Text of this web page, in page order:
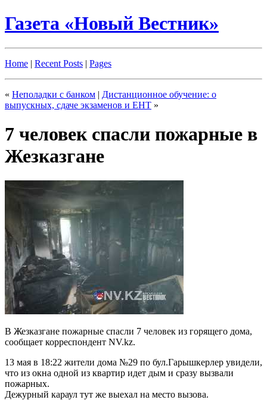
Газета «Новый Вестник»
Home | Recent Posts | Pages
« Неполадки с банком | Дистанционное обучение: о
выпускных, сдаче экзаменов и ЕНТ »
7 человек спасли пожарные в
Жезказгане
В Жезказгане пожарные спасли 7 человек из горящего дома,
сообщает корреспондент NV.kz.
13 мая в 18:22 жители дома №29 по бул.Гарышкерлер увидели,
что из окна одной из квартир идет дым и сразу вызвали
пожарных.
Дежурный караул тут же выехал на место вызова.